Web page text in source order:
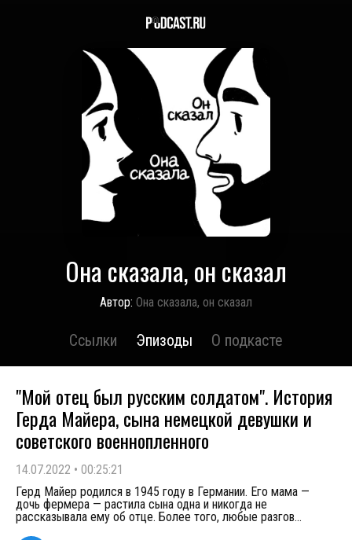
Она сказала, он сказал
Автор: Она сказала, он сказал
Ссылки Эпизоды О подкасте
"Мой отец был русским солдатом". История
Герда Майера, сына немецкой девушки и
советского военнопленного
14.07.2022 • 00:25:21
Герд Майер родился в 1945 году в Германии. Его мама —
дочь фермера — растила сына одна и никогда не
рассказывала ему об отце. Более того, любые разгов...